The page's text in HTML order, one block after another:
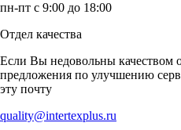
пн-пт с 9:00 до 18:00
Отдел качества
Если Вы недовольны качеством
предложения по улучшению
эту почту
quality@intertexplus.ru